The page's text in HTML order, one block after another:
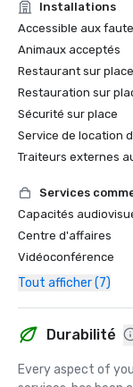
Installations
Accessible aux
Animaux acceptés
Restaurant sur place
Restauration sur
Sécurité sur place
Service de location
Traiteurs externes
Services
Capacités
Centre d'affaires
Vidéoconférence
Tout afficher (7)
Durabilité
Every aspect of